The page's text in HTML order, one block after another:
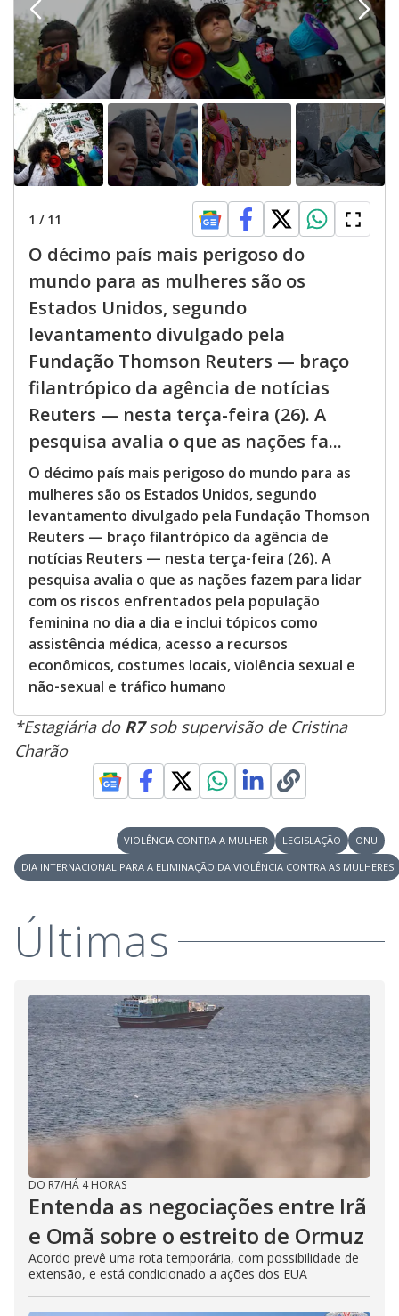
1 / 11
O décimo país mais perigoso do
mundo para as mulheres são os
Estados Unidos, segundo
levantamento divulgado pela
Fundação Thomson Reuters — braço
filantrópico da agência de notícias
Reuters — nesta terça-feira (26). A
pesquisa avalia o que as nações fa...
O décimo país mais perigoso do mundo para as
mulheres são os Estados Unidos, segundo
levantamento divulgado pela Fundação Thomson
Reuters — braço filantrópico da agência de
notícias Reuters — nesta terça-feira (26). A
pesquisa avalia o que as nações fazem para lidar
com os riscos enfrentados pela população
feminina no dia a dia e inclui tópicos como
assistência médica, acesso a recursos
econômicos, costumes locais, violência sexual e
não-sexual e tráfico humano
*Estagiária do R7sob supervisão de Cristina
Charão
VIOLÊNCIA CONTRA A MULHER LEGISLAÇÃO
ONU
DIA INTERNACIONAL PARA A ELIMINAÇÃO DA VIOLÊNCIA CONTRA AS MULHERES
Últimas
DO R7/HÁ 4 HORAS
Entenda as negociações entre Irã
e Omã sobre o estreito de Ormuz
Acordo prevê uma rota temporária, com possibilidade de
extensão, e está condicionado a ações dos EUA